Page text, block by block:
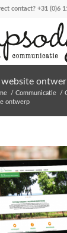
contact? +31 (0)6
website
/ Communicatie /
ontwerp